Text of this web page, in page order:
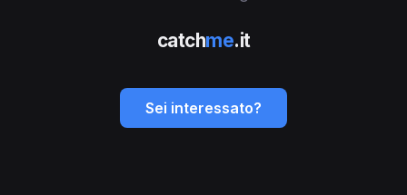
catchme.it
Sei interessato?